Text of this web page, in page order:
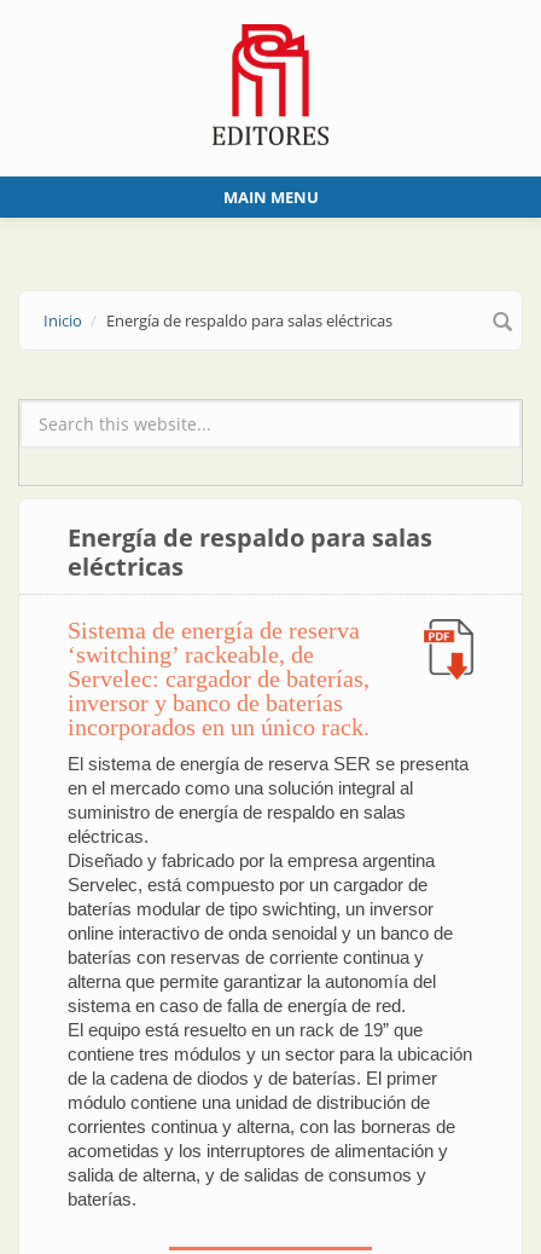
MAIN MENU
Inicio Energía de respaldo para salas eléctricas
Formulario de búsqueda
Energía de respaldo para salas
eléctricas
Sistema de energía de reserva
‘switching’ rackeable, de
Servelec: cargador de baterías,
inversor y banco de baterías
incorporados en un único rack.
El sistema de energía de reserva SER se presenta
en el mercado como una solución integral al
suministro de energía de respaldo en salas
eléctricas.
Diseñado y fabricado por la empresa argentina
Servelec, está compuesto por un cargador de
baterías modular de tipo swichting, un inversor
online interactivo de onda senoidal y un banco de
baterías con reservas de corriente continua y
alterna que permite garantizar la autonomía del
sistema en caso de falla de energía de red.
El equipo está resuelto en un rack de 19” que
contiene tres módulos y un sector para la ubicación
de la cadena de diodos y de baterías. El primer
módulo contiene una unidad de distribución de
corrientes continua y alterna, con las borneras de
acometidas y los interruptores de alimentación y
salida de alterna, y de salidas de consumos y
baterías.